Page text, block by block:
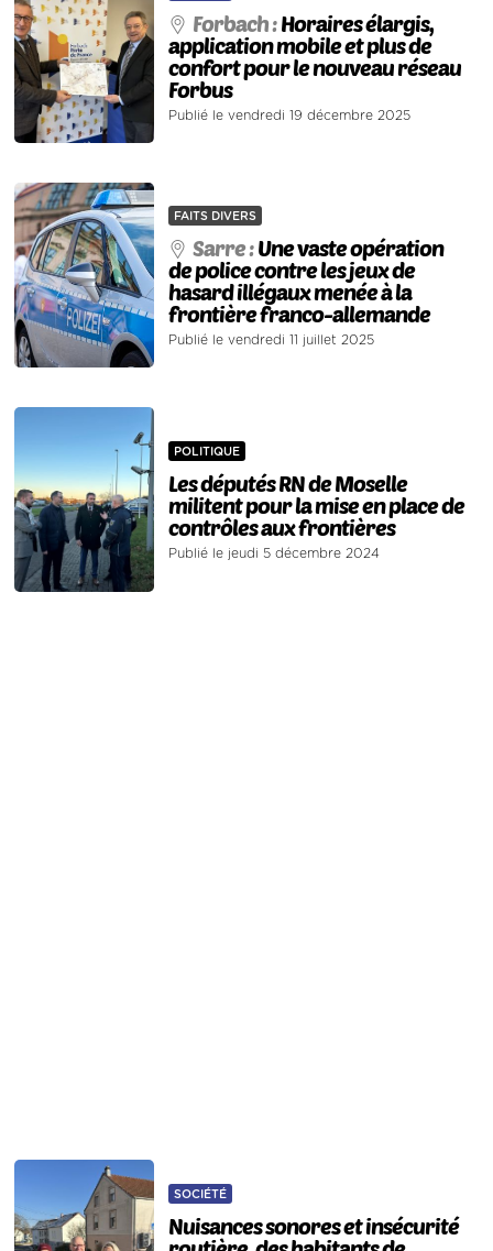
Forbach :Horaires élargis,
application mobile et plus de
confort pour le nouveau réseau
Forbus
Publié le vendredi 19 décembre 2025
FAITS DIVERS
Sarre :Une vaste opération
de police contre les jeux de
hasard illégaux menée à la
frontière franco-allemande
Publié le vendredi 11 juillet 2025
POLITIQUE
Les députés RN de Moselle
militent pour la mise en place de
contrôles aux frontières
Publié le jeudi 5 décembre 2024
SOCIÉTÉ
Nuisances sonores et insécurité